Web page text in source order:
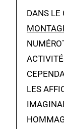
DANS LE
LES